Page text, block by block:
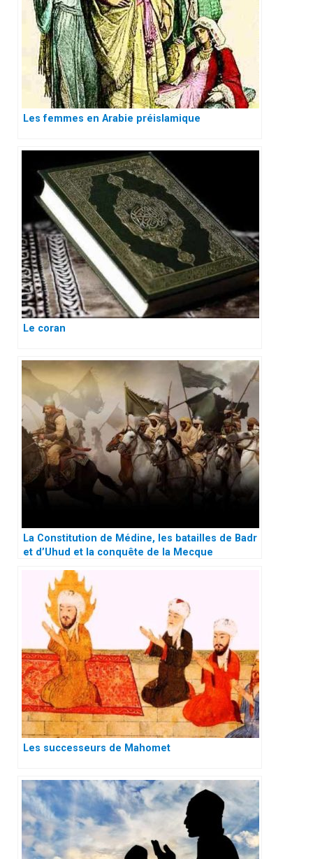
Les femmes en Arabie préislamique
Le coran
La Constitution de Médine, les batailles de Badr
et d’Uhud et la conquête de la Mecque
Les successeurs de Mahomet